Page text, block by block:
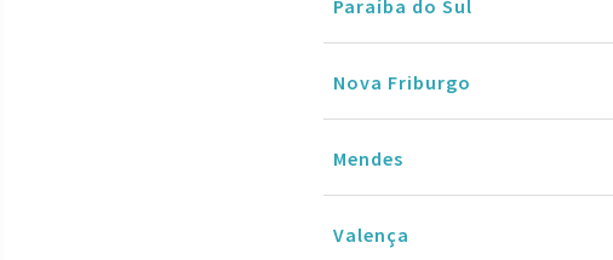
Paraíba do Sul
Nova Friburgo
Mendes
Valença